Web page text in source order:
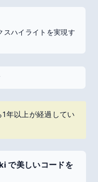
スハイライトを実現す
年以上が経過してい
で美しいコードを